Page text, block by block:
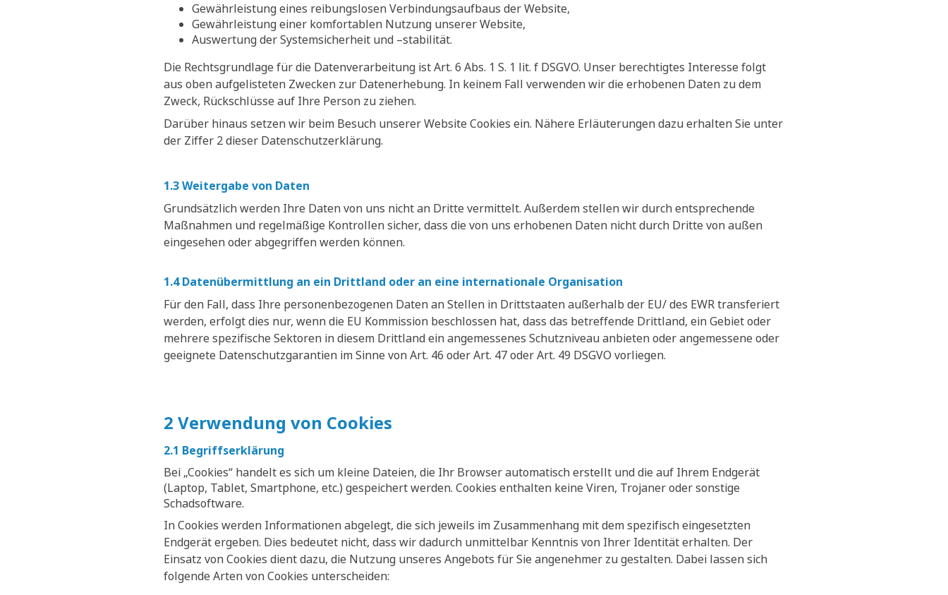
Gewährleistung eines reibungslosen Verbindungsaufbaus der Website,
Gewährleistung einer komfortablen Nutzung unserer Website,
Auswertung der Systemsicherheit und –stabilität.
Die Rechtsgrundlage für die Datenverarbeitung ist Art. 6 Abs. 1 S. 1 lit. f DSGVO. Unser berechtigtes Interesse folgt
aus oben aufgelisteten Zwecken zur Datenerhebung. In keinem Fall verwenden wir die erhobenen Daten zu dem
Zweck, Rückschlüsse auf Ihre Person zu ziehen.
Darüber hinaus setzen wir beim Besuch unserer Website Cookies ein. Nähere Erläuterungen dazu erhalten Sie unter
der Ziffer 2 dieser Datenschutzerklärung.
1.3 Weitergabe von Daten
Grundsätzlich werden Ihre Daten von uns nicht an Dritte vermittelt. Außerdem stellen wir durch entsprechende
Maßnahmen und regelmäßige Kontrollen sicher, dass die von uns erhobenen Daten nicht durch Dritte von außen
eingesehen oder abgegriffen werden können.
1.4 Datenübermittlung an ein Drittland oder an eine internationale Organisation
Für den Fall, dass Ihre personenbezogenen Daten an Stellen in Drittstaaten außerhalb der EU/ des EWR transferiert
werden, erfolgt dies nur, wenn die EU Kommission beschlossen hat, dass das betreffende Drittland, ein Gebiet oder
mehrere spezifische Sektoren in diesem Drittland ein angemessenes Schutzniveau anbieten oder angemessene oder
geeignete Datenschutzgarantien im Sinne von Art. 46 oder Art. 47 oder Art. 49 DSGVO vorliegen.
2 Verwendung von Cookies
2.1 Begriffserklärung
Bei „Cookies“ handelt es sich um kleine Dateien, die Ihr Browser automatisch erstellt und die auf Ihrem Endgerät
(Laptop, Tablet, Smartphone, etc.) gespeichert werden. Cookies enthalten keine Viren, Trojaner oder sonstige
Schadsoftware.
In Cookies werden Informationen abgelegt, die sich jeweils im Zusammenhang mit dem spezifisch eingesetzten
Endgerät ergeben. Dies bedeutet nicht, dass wir dadurch unmittelbar Kenntnis von Ihrer Identität erhalten. Der
Einsatz von Cookies dient dazu, die Nutzung unseres Angebots für Sie angenehmer zu gestalten. Dabei lassen sich
folgende Arten von Cookies unterscheiden: